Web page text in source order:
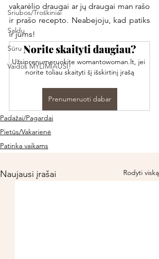
Sriubos/Troškiniai
Saldu
Sūru
Vaidos MYLIMIAUSI!
vakarėlio draugai ar jų draugai man rašo
ir prašo recepto. Neabejoju, kad patiks
ir jums!
Norite skaityti daugiau?
Užsiprenumeruokite womantowoman.lt, jei
norite toliau skaityti šį išskirtinį įrašą
Prenumeruoti dabar
Padažai/Pagardai
Pietūs/Vakarienė
Patinka vaikams
Naujausi įrašai Rodyti viską